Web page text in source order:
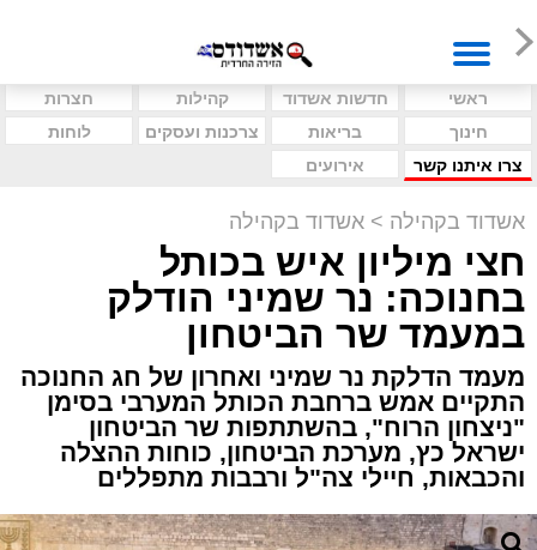
ראשי חדשות אשדוד קהילות
חצרות
חינוך
בריאות צרכנות ועסקים
לוחות
צרו איתנו קשר
אירועים
אשדוד בקהילה > אשדוד בקהילה
חצי מיליון איש בכותל
בחנוכה: נר שמיני הודלק
במעמד שר הביטחון
מעמד הדלקת נר שמיני ואחרון של חג החנוכה
התקיים אמש ברחבת הכותל המערבי בסימן
"ניצחון הרוח", בהשתתפות שר הביטחון
ישראל כץ, מערכת הביטחון, כוחות ההצלה
והכבאות, חיילי צה"ל ורבבות מתפללים